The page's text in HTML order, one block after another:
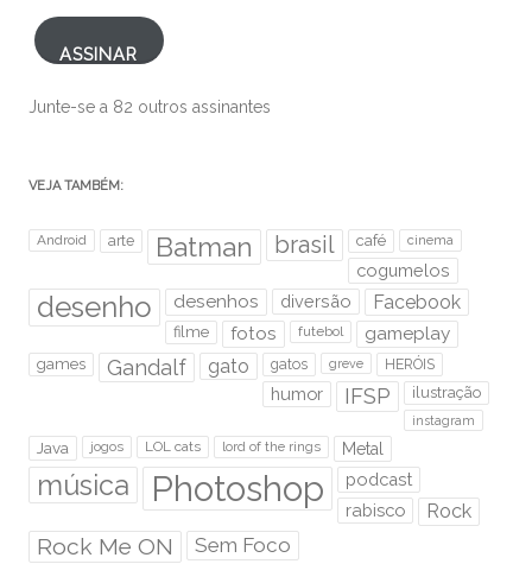
ASSINAR
Junte-se a 82 outros assinantes
VEJA TAMBÉM:
Android arte Batman brasil café cinema
cogumelos
desenho desenhos diversão Facebook
filme fotos futebol gameplay
games Gandalf gato gatos greve HERÓIS
humor IFSP ilustração
instagram
Java jogos LOL cats lord of the rings Metal
música Photoshop
podcast
rabisco
Rock
Rock Me ON Sem Foco